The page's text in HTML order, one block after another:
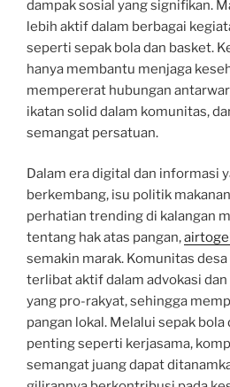
dampak sosial yang signifikan.
lebih aktif dalam berbagai
seperti sepak bola dan basket.
hanya membantu menjaga
mempererat hubungan
ikatan solid dalam komunitas,
semangat persatuan.
Dalam era digital dan informasi
berkembang, isu politik
perhatian trending di kalangan
tentang hak atas pangan,
semakin marak. Komunitas
terlibat aktif dalam advokasi
yang pro-rakyat, sehingga
pangan lokal. Melalui sepak
penting seperti kerjasama,
semangat juang dapat